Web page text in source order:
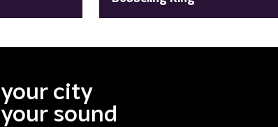
your city
your sound